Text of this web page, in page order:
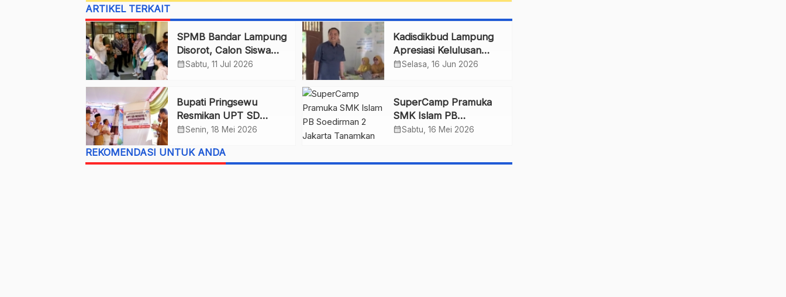
ARTIKEL TERKAIT
SPMB Bandar Lampung
Disorot, Calon Siswa
Gagal Lolos Jalur
calendar_monthSabtu, 11 Jul 2026
Kadisdikbud Lampung
Apresiasi Kelulusan
SNBT SMAN 1
calendar_monthSelasa, 16 Jun 2026
Bupati Pringsewu
Resmikan UPT SD
Negeri 1 Gunungraya
Definitif
calendar_monthSenin, 18 Mei 2026
SuperCamp Pramuka
SMK Islam PB
Soedirman 2 Jakarta
calendar_monthSabtu, 16 Mei 2026
REKOMENDASI UNTUK ANDA